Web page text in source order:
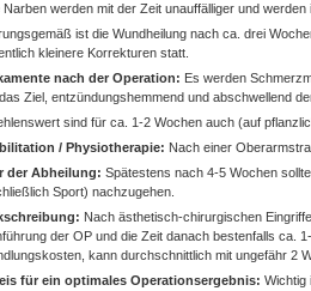
Narben werden mit der Zeit unauffälliger und werden
ist die Wundheilung nach ca. drei
kleinere Korrekturen statt.
nach der Operation: Es werden
Ziel, entzündungshemmend und abschwellend
sind für ca. 1-2 Wochen auch (auf
/ Physiotherapie: Nach einer
der Abheilung: Spätestens nach 4-5 Wochen
Sport) nachzugehen.
Nach ästhetisch-chirurgischen
der OP und die Zeit danach bestenfalls ca.
kann durchschnittlich mit ungefähr 2
für ein optimales Operationsergebnis: Wichtig